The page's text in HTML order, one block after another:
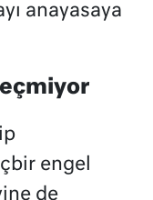
anayasaya
engel
de